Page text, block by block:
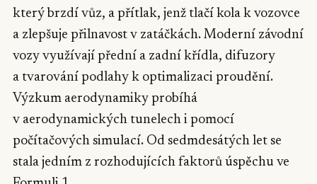
který brzdí vůz, a přítlak, jenž tlačí kola k vozovce
a zlepšuje přilnavost v zatáčkách. Moderní závodní
vozy využívají přední a zadní křídla, difuzory
a tvarování podlahy k optimalizaci proudění.
Výzkum aerodynamiky probíhá
v aerodynamických tunelech i pomocí
počítačových simulací. Od sedmdesátých let se
stala jedním z rozhodujících faktorů úspěchu ve